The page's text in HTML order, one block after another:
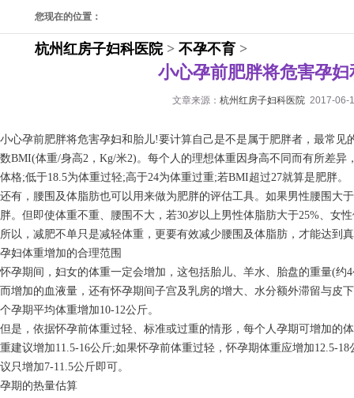
您现在的位置：
杭州红房子妇科医院> 不孕不育 >
小心孕前肥胖将危害孕妇
文章来源： 杭州红房子妇科医院 2017-06-
小心孕前肥胖将危害孕妇和胎儿!要计算自己是不是属于肥胖者，最常见
数BMI(体重/身高2，Kg/米2)。每个人的理想体重因身高不同而有所差异
体格;低于18.5为体重过轻;高于24为体重过重;若BMI超过27就算是肥胖。
还有，腰围及体脂肪也可以用来做为肥胖的评估工具。如果男性腰围大
胖。但即使体重不重、腰围不大，若30岁以上男性体脂肪大于25%、女
所以，减肥不单只是减轻体重，更要有效减少腰围及体脂肪，才能达到
孕妇体重增加的合理范围
怀孕期间，妇女的体重一定会增加，这包括胎儿、羊水、胎盘的重量(约
而增加的血液量，还有怀孕期间子宫及乳房的增大、水分额外滞留与皮
个孕期平均体重增加10-12公斤。
但是，依据怀孕前体重过轻、标准或过重的情形，每个人孕期可增加的
重建议增加11.5-16公斤;如果怀孕前体重过轻，怀孕期体重应增加12.5-
议只增加7-11.5公斤即可。
孕期的热量估算